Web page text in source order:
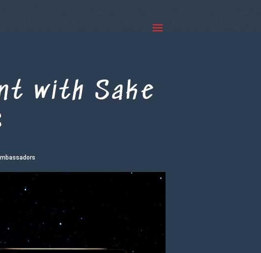
with Sake